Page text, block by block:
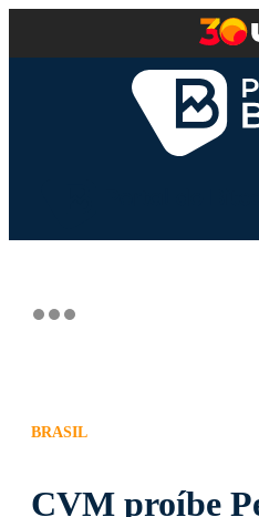
BRASIL
CVM proíbe